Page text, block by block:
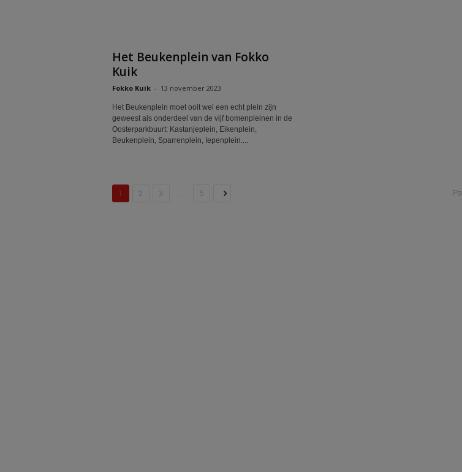
Het Beukenplein van Fokko
Kuik
Fokko Kuik - 13 november 2023
Het Beukenplein moet ooit wel een echt plein zijn
geweest als onderdeel van de vijf bomenpleinen in de
Oosterparkbuurt: Kastanjeplein, Eikenplein,
Beukenplein, Sparrenplein, Iepenplein....
1 2 3 ... 5